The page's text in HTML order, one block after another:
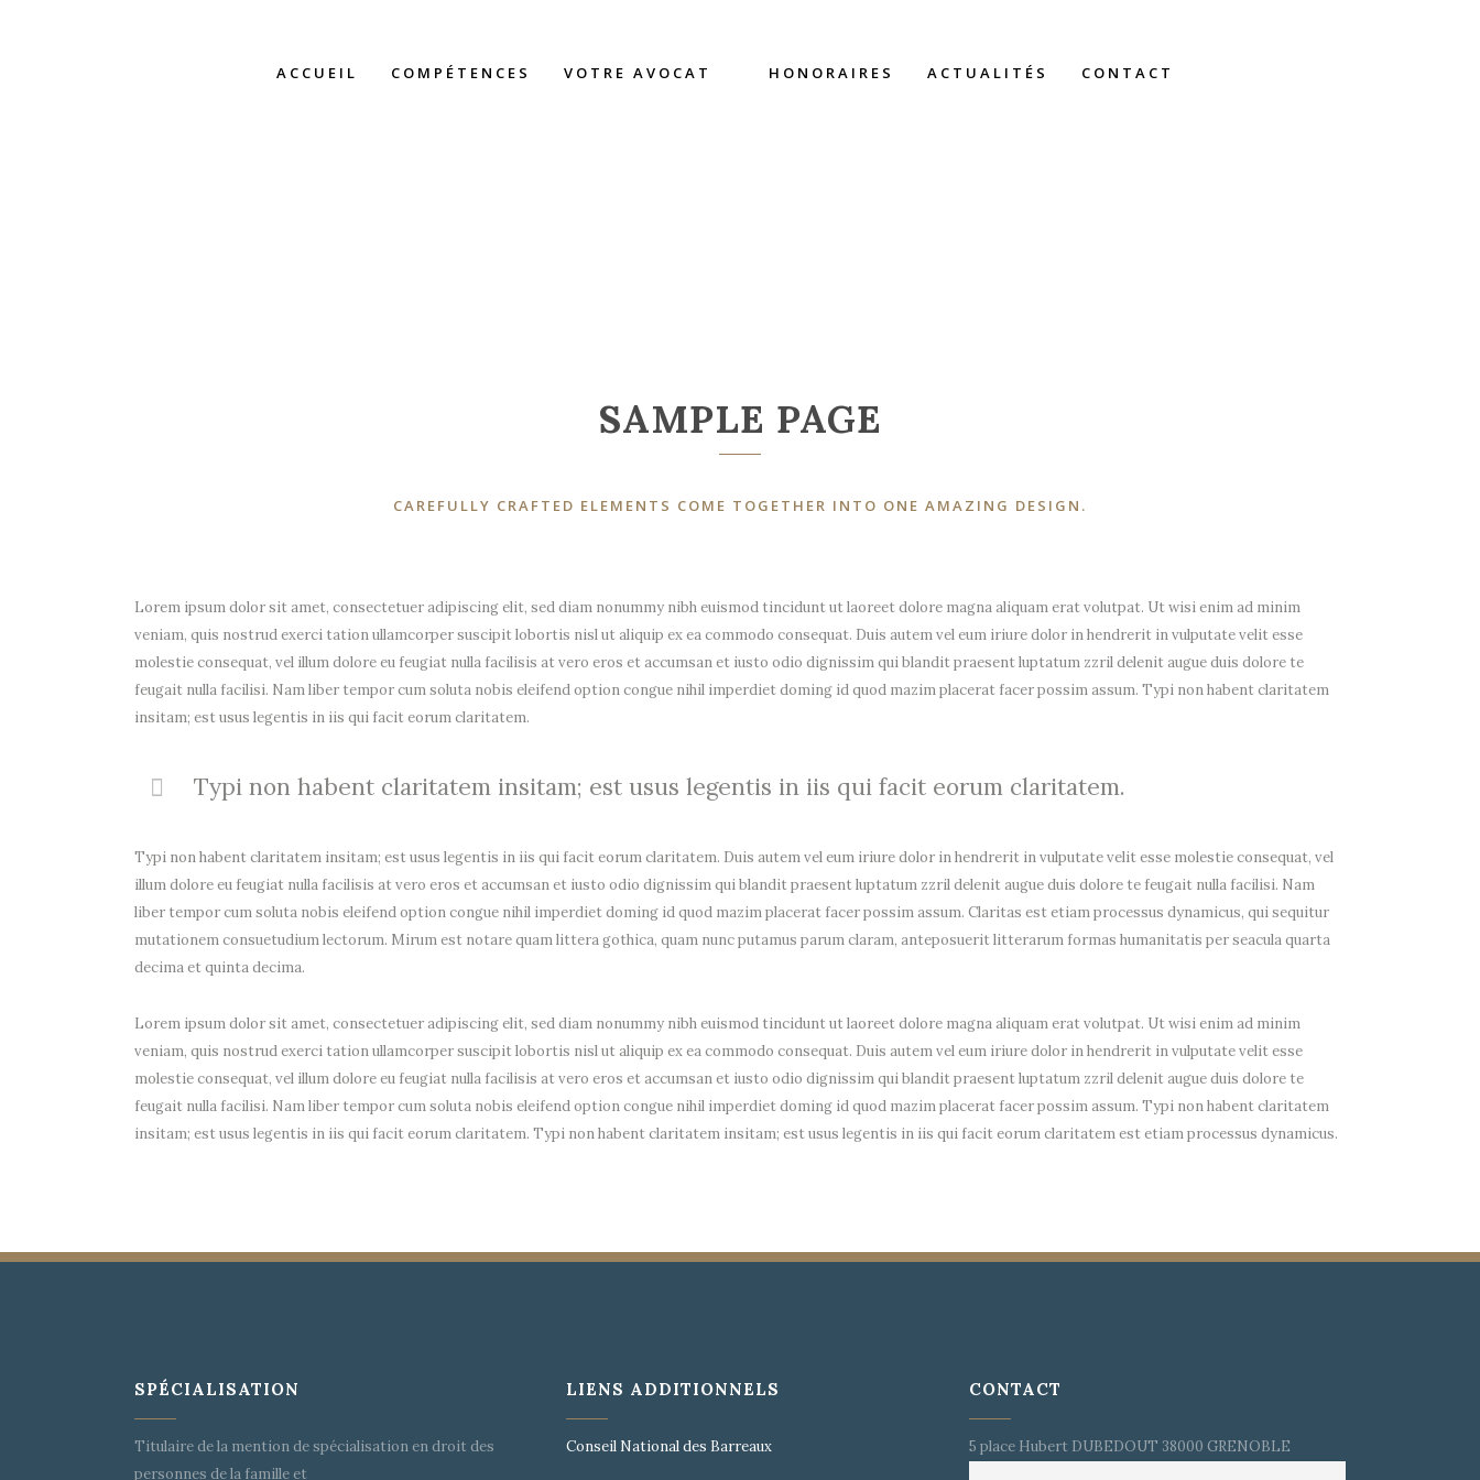
ACCUEIL COMPÉTENCES VOTRE AVOCAT HONORAIRES ACTUALITÉS CONTACT
SAMPLE PAGE
CAREFULLY CRAFTED ELEMENTS COME TOGETHER INTO ONE AMAZING DESIGN.
Lorem ipsum dolor sit amet, consectetuer adipiscing elit, sed diam nonummy nibh euismod tincidunt ut laoreet dolore magna aliquam erat volutpat. Ut wisi enim ad minim
veniam, quis nostrud exerci tation ullamcorper suscipit lobortis nisl ut aliquip ex ea commodo consequat. Duis autem vel eum iriure dolor in hendrerit in vulputate velit esse
molestie consequat, vel illum dolore eu feugiat nulla facilisis at vero eros et accumsan et iusto odio dignissim qui blandit praesent luptatum zzril delenit augue duis dolore te
feugait nulla facilisi. Nam liber tempor cum soluta nobis eleifend option congue nihil imperdiet doming id quod mazim placerat facer possim assum. Typi non habent claritatem
insitam; est usus legentis in iis qui facit eorum claritatem.
Typi non habent claritatem insitam; est usus legentis in iis qui facit eorum claritatem.
Typi non habent claritatem insitam; est usus legentis in iis qui facit eorum claritatem. Duis autem vel eum iriure dolor in hendrerit in vulputate velit esse molestie consequat, vel
illum dolore eu feugiat nulla facilisis at vero eros et accumsan et iusto odio dignissim qui blandit praesent luptatum zzril delenit augue duis dolore te feugait nulla facilisi. Nam
liber tempor cum soluta nobis eleifend option congue nihil imperdiet doming id quod mazim placerat facer possim assum. Claritas est etiam processus dynamicus, qui sequitur
mutationem consuetudium lectorum. Mirum est notare quam littera gothica, quam nunc putamus parum claram, anteposuerit litterarum formas humanitatis per seacula quarta
decima et quinta decima.
Lorem ipsum dolor sit amet, consectetuer adipiscing elit, sed diam nonummy nibh euismod tincidunt ut laoreet dolore magna aliquam erat volutpat. Ut wisi enim ad minim
veniam, quis nostrud exerci tation ullamcorper suscipit lobortis nisl ut aliquip ex ea commodo consequat. Duis autem vel eum iriure dolor in hendrerit in vulputate velit esse
molestie consequat, vel illum dolore eu feugiat nulla facilisis at vero eros et accumsan et iusto odio dignissim qui blandit praesent luptatum zzril delenit augue duis dolore te
feugait nulla facilisi. Nam liber tempor cum soluta nobis eleifend option congue nihil imperdiet doming id quod mazim placerat facer possim assum. Typi non habent claritatem
insitam; est usus legentis in iis qui facit eorum claritatem. Typi non habent claritatem insitam; est usus legentis in iis qui facit eorum claritatem est etiam processus dynamicus.
SPÉCIALISATION
Titulaire de la mention de spécialisation en droit des
personnes de la famille et
LIENS ADDITIONNELS
Conseil National des Barreaux
CONTACT
5 place Hubert DUBEDOUT 38000 GRENOBLE